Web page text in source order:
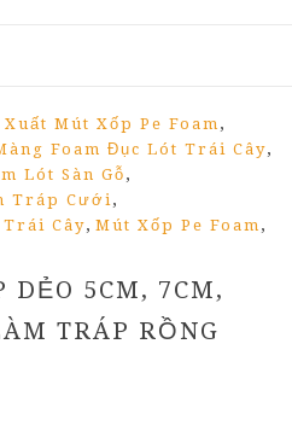
Mút Xốp Pe Foam ,
Foam Đục Lót Trái Cây,
Lót Sàn Gỗ ,
Tráp Cưới ,
Cây, Mút Xốp Pe Foam ,
DẺO 5CM, 7CM,
TRÁP RỒNG